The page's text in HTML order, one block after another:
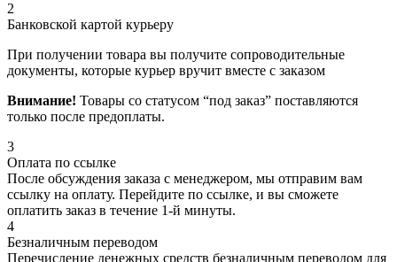
2
Банковской картой курьеру
При получении товара вы получите сопроводительные
документы, которые курьер вручит вместе с заказом
Внимание! Товары со статусом “под заказ” поставляются
только после предоплаты.
3
Оплата по ссылке
После обсуждения заказа с менеджером, мы отправим вам
ссылку на оплату. Перейдите по ссылке, и вы сможете
оплатить заказ в течение 1-й минуты.
4
Безналичным переводом
Перечисление денежных средств безналичным переводом для